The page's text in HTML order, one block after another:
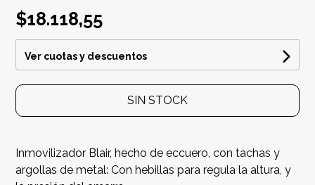
$18.118,55
Ver cuotas y descuentos
SIN STOCK
Inmovilizador Blair, hecho de eccuero, con tachas y
argollas de metal: Con hebillas para regula la altura, y